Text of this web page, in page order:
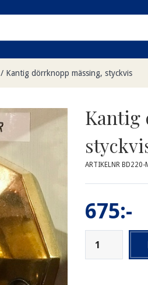
/ Kantig dörrknopp mässing, styckvis
Kantig
ARTIKELNR BD220-
675:-